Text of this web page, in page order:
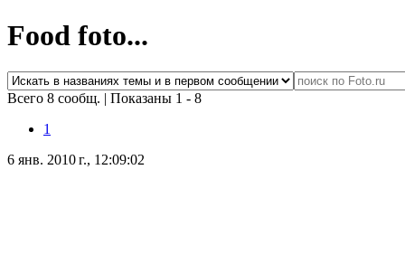
Food foto...
Всего 8 сообщ. | Показаны 1 - 8
1
6 янв. 2010 г., 12:09:02